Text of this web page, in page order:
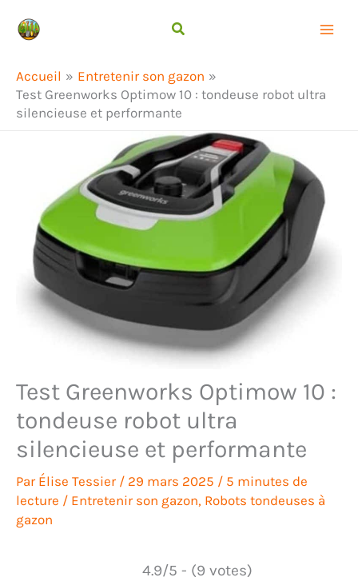
Accueil
Entretenir son gazon
Test Greenworks Optimow 10 : tondeuse robot ultra
silencieuse et performante
Test Greenworks Optimow 10 :
tondeuse robot ultra
silencieuse et performante
Par Élise Tessier / 29 mars 2025 / 5 minutes de
lecture / Entretenir son gazon, Robots tondeuses à
gazon
4.9/5 - (9 votes)